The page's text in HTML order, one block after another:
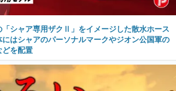
「シャア専用ザクⅡ」をイメージした散水ホース
はシャアのパーソナルマークやジオン公国軍の
どを配置